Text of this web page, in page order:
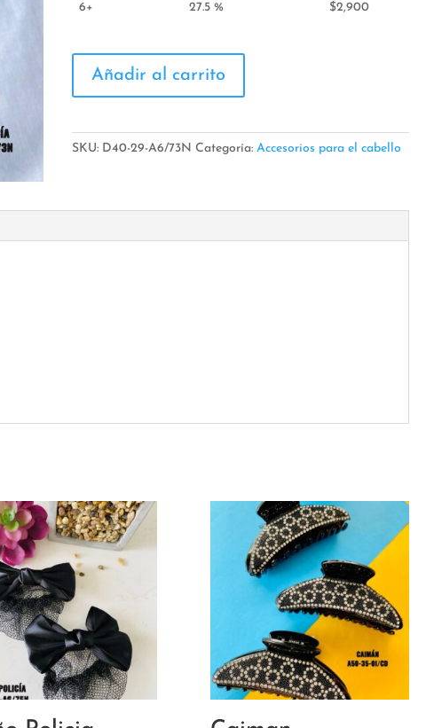
6+ 27.5 % $2,900
PoliciaAñadir al carrito
SKU: D40-29-A6/73N Categoría:Accesorios para el cabello